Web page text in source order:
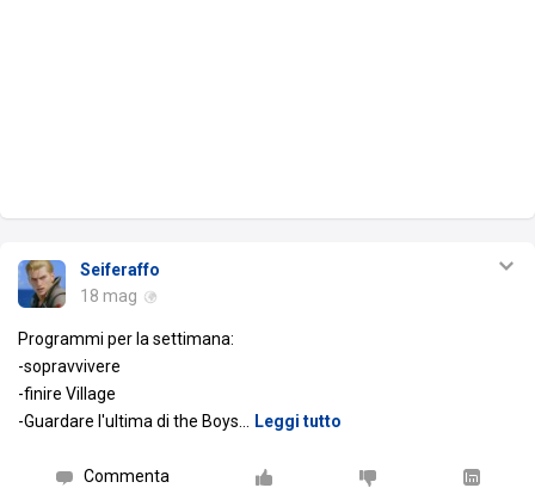
Seiferaffo
18 mag
Programmi per la settimana:
-sopravvivere
-finire Village
-Guardare l'ultima di the Boys… Leggi tutto
Commenta